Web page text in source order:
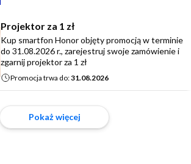
Projektor za 1 zł
Kup smartfon Honor objęty promocją w terminie
do 31.08.2026 r., zarejestruj swoje zamówienie i
zgarnij projektor za 1 zł
Promocja trwa do:31.08.2026
Pokaż więcej